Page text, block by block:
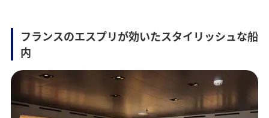
フランスのエスプリが効いたスタイリッシュな船
内